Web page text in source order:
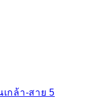
กล้า-สาย 5